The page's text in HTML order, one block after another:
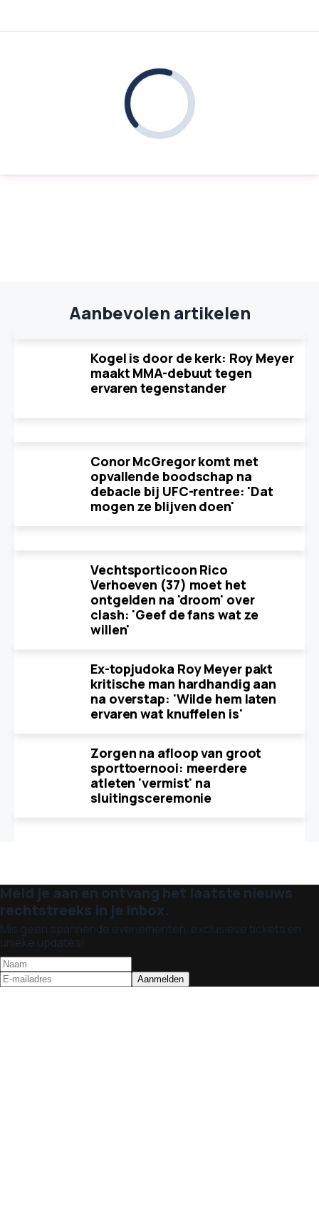
Aanbevolen artikelen
Kogel is door de kerk: Roy Meyer
maakt MMA-debuut tegen
ervaren tegenstander
Conor McGregor komt met
opvallende boodschap na
debacle bij UFC-rentree: 'Dat
mogen ze blijven doen'
Vechtsporticoon Rico
Verhoeven (37) moet het
ontgelden na 'droom' over
clash: 'Geef de fans wat ze
willen'
Ex-topjudoka Roy Meyer pakt
kritische man hardhandig aan
na overstap: 'Wilde hem laten
ervaren wat knuffelen is'
Zorgen na afloop van groot
sporttoernooi: meerdere
atleten 'vermist' na
sluitingsceremonie
Meld je aan en ontvang het laatste nieuws
rechtstreeks in je inbox.
Mis geen spannende evenementen, exclusieve tickets en
unieke updates!